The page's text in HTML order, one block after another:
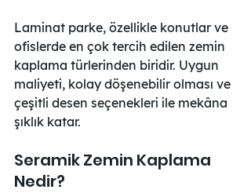
Laminat parke, özellikle konutlar ve
ofislerde en çok tercih edilen zemin
kaplama türlerinden biridir. Uygun
maliyeti, kolay döşenebilir olması ve
çeşitli desen seçenekleri ile mekâna
şıklık katar.
Seramik Zemin Kaplama
Nedir?